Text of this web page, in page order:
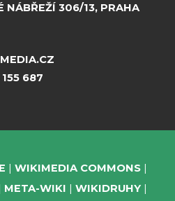
NÁBŘEŽÍ 306/13, PRAHA
687
WIKIMEDIA COMMONS
META-WIKI
WIKIDRUHY